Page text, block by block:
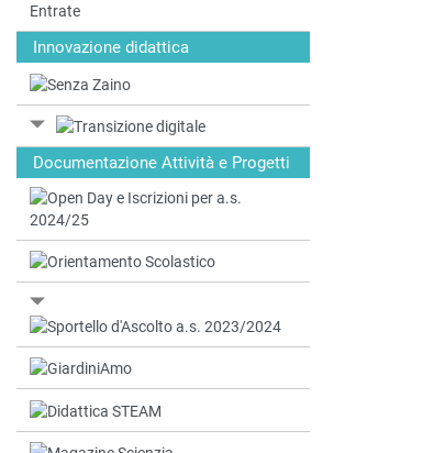
Entrate
Innovazione didattica
Documentazione Attività e Progetti